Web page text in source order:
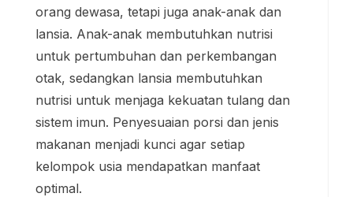
orang dewasa, tetapi juga anak-anak dan
lansia. Anak-anak membutuhkan nutrisi
untuk pertumbuhan dan perkembangan
otak, sedangkan lansia membutuhkan
nutrisi untuk menjaga kekuatan tulang dan
sistem imun. Penyesuaian porsi dan jenis
makanan menjadi kunci agar setiap
kelompok usia mendapatkan manfaat
optimal.